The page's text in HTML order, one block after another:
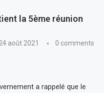
la 5ème réunion
août 2021 0 comments
a rappelé que le